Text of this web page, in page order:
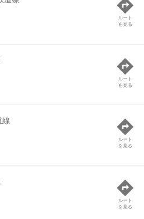
ルート
を見る
ルート
を見る
線
ルート
を見る
ルート
を見る